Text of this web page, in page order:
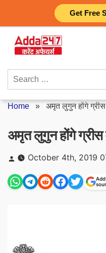
Get Free
content
Search
Home » अमृत लुगुन होंगे ग्रीस
अमृत लुगुन होंगे
Posted
by
October 4th, 2019